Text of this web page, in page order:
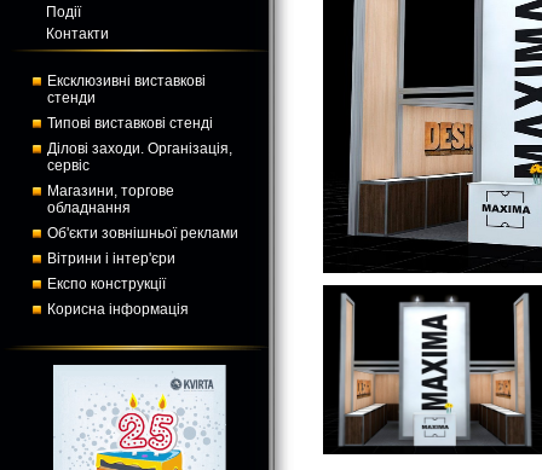
Події
Контакти
Ексклюзивні виставкові
стенди
Типові виставкові стенді
Ділові заходи. Організація,
сервіс
Магазини, торгове
обладнання
Об'єкти зовнішньої реклами
Вітрини і інтер'єри
Експо конструкції
Корисна інформація